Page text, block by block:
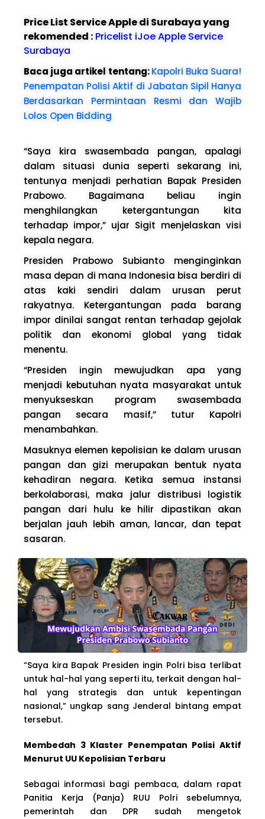
Price List Service Apple di Surabaya yang
rekomended : Pricelist iJoe Apple Service
Surabaya
Baca juga artikel tentang:Kapolri Buka Suara!
Penempatan Polisi Aktif di Jabatan Sipil Hanya
Berdasarkan Permintaan Resmi dan Wajib
Lolos Open Bidding
“Saya kira swasembada pangan, apalagi
dalam situasi dunia seperti sekarang ini,
tentunya menjadi perhatian Bapak Presiden
Prabowo. Bagaimana beliau ingin
menghilangkan ketergantungan kita
terhadap impor,” ujar Sigit menjelaskan visi
kepala negara.
Presiden Prabowo Subianto menginginkan
masa depan di mana Indonesia bisa berdiri di
atas kaki sendiri dalam urusan perut
rakyatnya. Ketergantungan pada barang
impor dinilai sangat rentan terhadap gejolak
politik dan ekonomi global yang tidak
menentu.
“Presiden ingin mewujudkan apa yang
menjadi kebutuhan nyata masyarakat untuk
menyukseskan program swasembada
pangan secara masif,” tutur Kapolri
menambahkan.
Masuknya elemen kepolisian ke dalam urusan
pangan dan gizi merupakan bentuk nyata
kehadiran negara. Ketika semua instansi
berkolaborasi, maka jalur distribusi logistik
pangan dari hulu ke hilir dipastikan akan
berjalan jauh lebih aman, lancar, dan tepat
sasaran.
“Saya kira Bapak Presiden ingin Polri bisa terlibat
untuk hal-hal yang seperti itu, terkait dengan hal-
hal yang strategis dan untuk kepentingan
nasional,” ungkap sang Jenderal bintang empat
tersebut.
Membedah 3 Klaster Penempatan Polisi Aktif
Menurut UU Kepolisian Terbaru
Sebagai informasi bagi pembaca, dalam rapat
Panitia Kerja (Panja) RUU Polri sebelumnya,
pemerintah dan DPR sudah mengetok